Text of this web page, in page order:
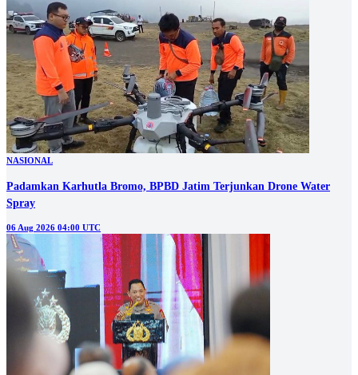
NASIONAL
Padamkan Karhutla Bromo, BPBD Jatim Terjunkan Drone Water
Spray
06 Aug 2026 04:00 UTC